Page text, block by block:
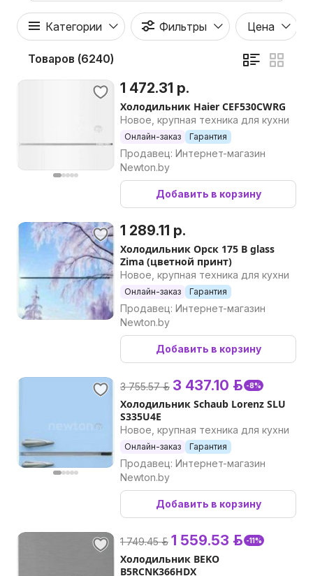
Категории Фильтры Цена
Товаров (6240)
1 472.31 р.
Холодильник Haier CEF530CWRG
Новое, крупная техника для кухни
Онлайн-заказ Гарантия
Продавец: Интернет-магазин
Newton.by
Добавить в корзину
1 289.11 р.
Холодильник Орск 175 B glass
Zima (цветной принт)
Новое, крупная техника для кухни
Онлайн-заказ Гарантия
Продавец: Интернет-магазин
Newton.by
Добавить в корзину
3 755.57 р. 3 437.10 р. -8%
Холодильник Schaub Lorenz SLU
S335U4E
Новое, крупная техника для кухни
Онлайн-заказ Гарантия
Продавец: Интернет-магазин
Newton.by
Добавить в корзину
1 749.45 р. 1 559.53 р. -11%
Холодильник BEKO
B5RCNK366HDX